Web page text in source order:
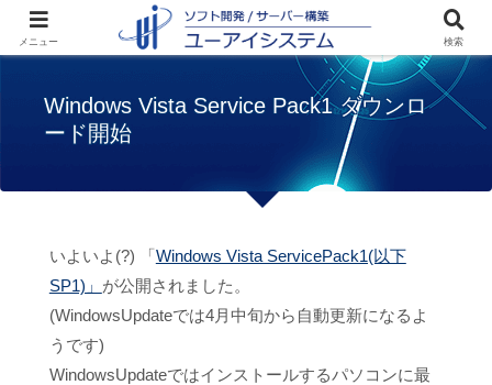
お知らせ
Windows Vista Service
Pack1 ダウンロード開始
Windows Vista Service Pack1 ダウンロ
ード開始
いよいよ(?) 「Windows Vista ServicePack1(以下
SP1)」 が公開されました。
(WindowsUpdateでは4月中旬から自動更新になるよ
うです)
WindowsUpdateではインストールするパソコンに最
メニュー 検索